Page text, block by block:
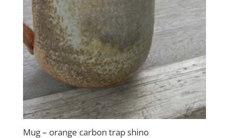
Mug – orange carbon trap shino